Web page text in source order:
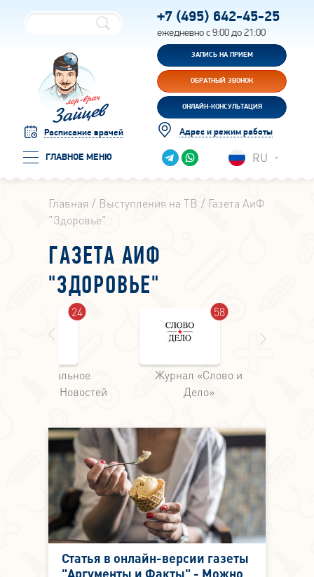
Расписание врачей
ГЛАВНОЕ МЕНЮ
+7 (495) 642-45-25
ежедневно с 9:00 до 21:00
ЗАПИСЬ НА ПРИЕМ
ОБРАТНЫЙ ЗВОНОК
ОНЛАЙН-КОНСУЛЬТАЦИЯ
Адрес и режим работы
RU
Главная Выступления на ТВ
Газета АиФ
"Здоровье"
ГАЗЕТА АИФ
"ЗДОРОВЬЕ"
24
Федеральное
Агентство Новостей
58
Журнал «Слово и
Дело»
Статья в онлайн-версии газеты
"Аргументы и Факты" - Можно